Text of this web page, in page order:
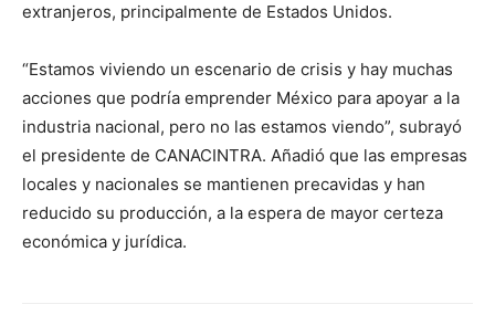
extranjeros, principalmente de Estados Unidos.
“Estamos viviendo un escenario de crisis y hay muchas
acciones que podría emprender México para apoyar a la
industria nacional, pero no las estamos viendo”, subrayó
el presidente de CANACINTRA. Añadió que las empresas
locales y nacionales se mantienen precavidas y han
reducido su producción, a la espera de mayor certeza
económica y jurídica.